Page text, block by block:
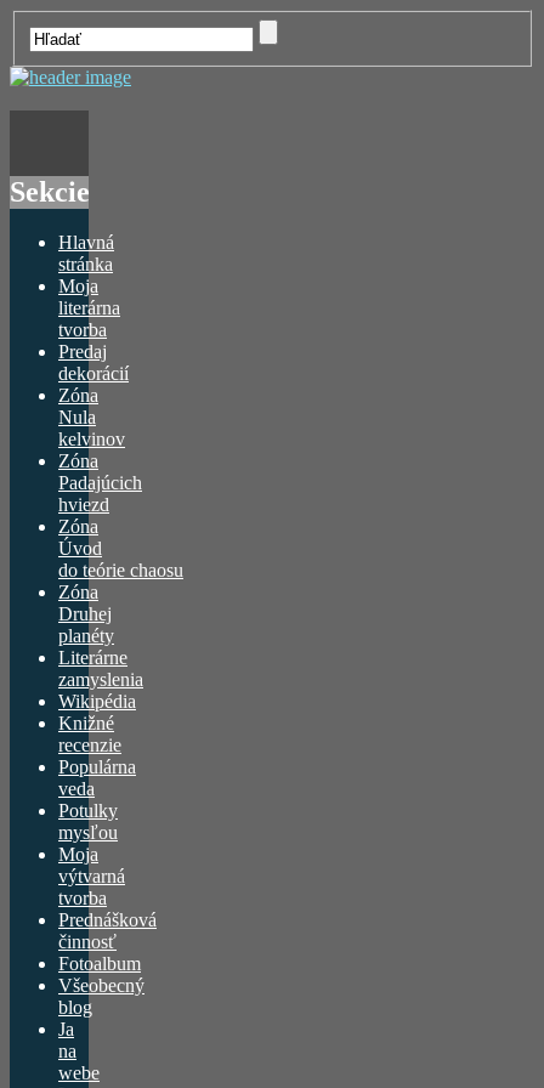
Sekcie
Hlavná
stránka
Moja
literárna
tvorba
Predaj
dekorácií
Zóna
Nula
kelvinov
Zóna
Padajúcich
hviezd
Zóna
Úvod
do teórie chaosu
Zóna
Druhej
planéty
Literárne
zamyslenia
Wikipédia
Knižné
recenzie
Populárna
veda
Potulky
mysľou
Moja
výtvarná
tvorba
Prednášková
činnosť
Fotoalbum
Všeobecný
blog
Ja
na
webe